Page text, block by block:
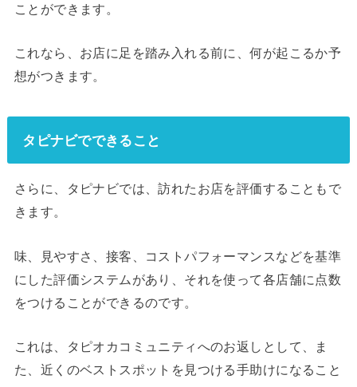
ことができます。
これなら、お店に足を踏み入れる前に、何が起こるか予
想がつきます。
タピナビでできること
さらに、タピナビでは、訪れたお店を評価することもで
きます。
味、見やすさ、接客、コストパフォーマンスなどを基準
にした評価システムがあり、それを使って各店舗に点数
をつけることができるのです。
これは、タピオカコミュニティへのお返しとして、ま
た、近くのベストスポットを見つける手助けになること